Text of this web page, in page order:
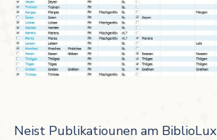
Neist Publikatiounen am BiblioLux